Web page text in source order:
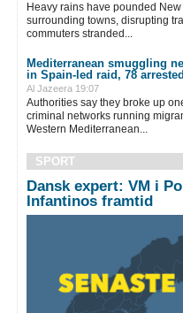
Heavy rains have pounded
surrounding towns, disrupting
commuters stranded...
Mediterranean smuggling
in Spain-led raid, 78 arrested
Al Jazeera 19:07
Authorities say they broke up
criminal networks running
Western Mediterranean...
SPORT
Dansk expert: VM i
Infantinos framtid